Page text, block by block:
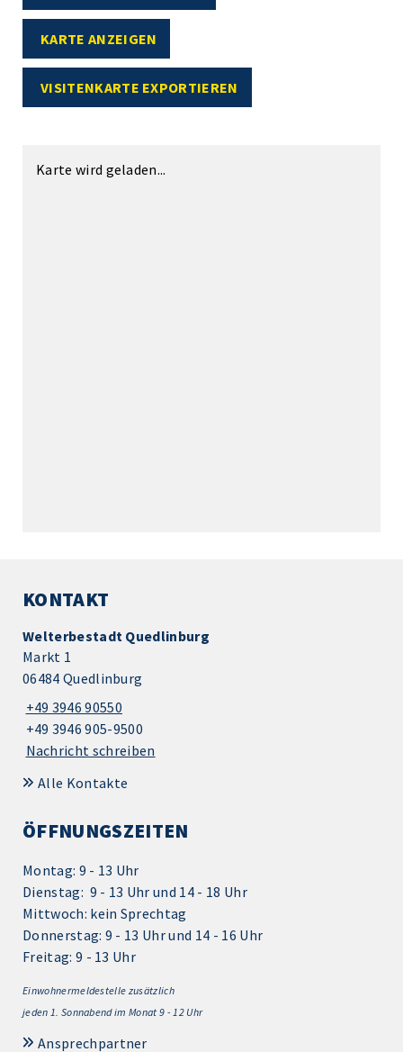
KARTE ANZEIGEN
VISITENKARTE EXPORTIEREN
Karte wird geladen...
KONTAKT
Welterbestadt Quedlinburg
Markt 1
06484 Quedlinburg
+49 3946 90550
+49 3946 905-9500
Nachricht schreiben
Alle Kontakte
ÖFFNUNGSZEITEN
Montag: 9 - 13 Uhr
Dienstag: 9 - 13 Uhr und 14 - 18 Uhr
Mittwoch: kein Sprechtag
Donnerstag: 9 - 13 Uhr und 14 - 16 Uhr
Freitag: 9 - 13 Uhr
Einwohnermeldestelle zusätzlich
jeden 1. Sonnabend im Monat 9 - 12 Uhr
Ansprechpartner